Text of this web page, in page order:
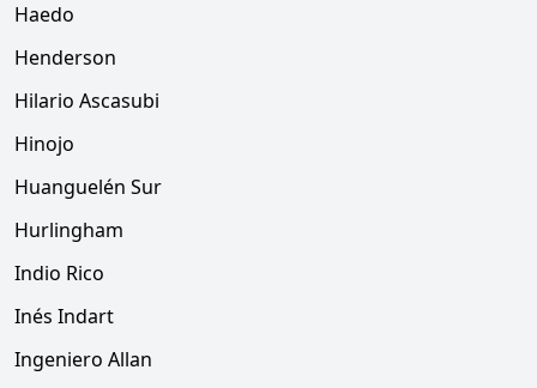
Haedo
Henderson
Hilario Ascasubi
Hinojo
Huanguelén Sur
Hurlingham
Indio Rico
Inés Indart
Ingeniero Allan